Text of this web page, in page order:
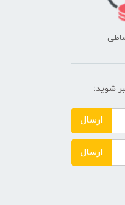
شوید:
ارسال
ارسال